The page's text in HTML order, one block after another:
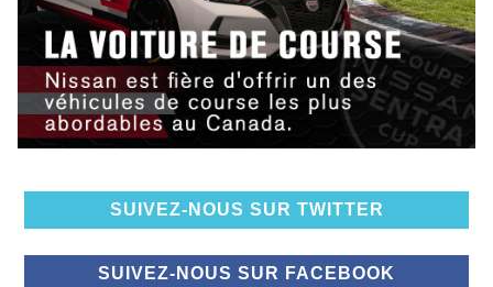
SUIVEZ-NOUS SUR TWITTER
SUIVEZ-NOUS SUR FACEBOOK